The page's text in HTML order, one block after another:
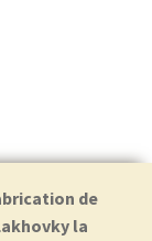
de
la